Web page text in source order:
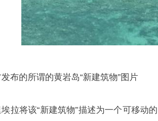
布的所谓的黄岩岛“新建筑物”图片
拉将该“新建筑物”描述为一个可移动